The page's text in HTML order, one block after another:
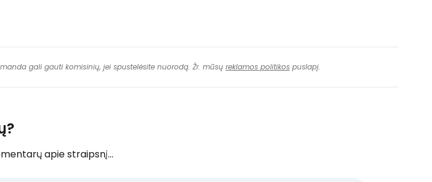
gali gauti komisinių, jei spustelėsite nuorodą. Žr. mūsų reklamos politikos puslapį.
apie straipsnį...